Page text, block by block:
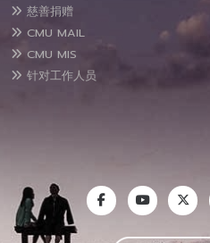
慈善捐赠
CMU MAIL
CMU MIS
针对工作人员